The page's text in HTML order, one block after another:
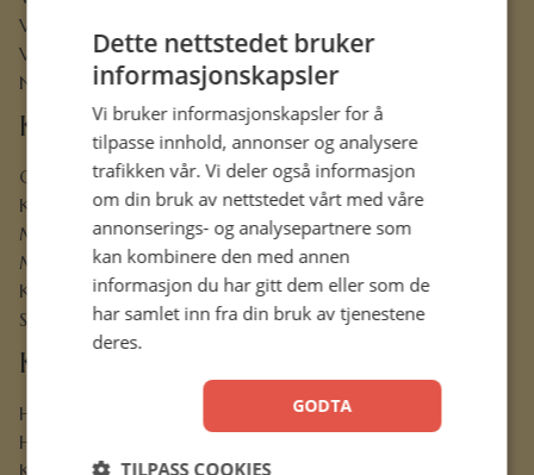
Vår historie
Vårt ansvar
Nettbibel
Kundeservice
Ofte stilte spørsmål
Kontaktskjema
Min konto
Menighetsrabatt
Kjøpsbetingelser
Sikkerhet og personvern
Kjekt å vite
Hermon-venn
Hermons bokklubb
Dette nettstedet bruker
informasjonskapsler
Vi bruker informasjonskapsler for å
tilpasse innhold, annonser og analysere
trafikken vår. Vi deler også informasjon
om din bruk av nettstedet vårt med våre
annonserings- og analysepartnere som
kan kombinere den med annen
informasjon du har gitt dem eller som de
har samlet inn fra din bruk av tjenestene
deres.
GODTA
TILPASS COOKIES